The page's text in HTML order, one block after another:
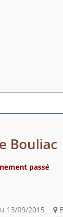
Bouliac
passé
13/09/2015